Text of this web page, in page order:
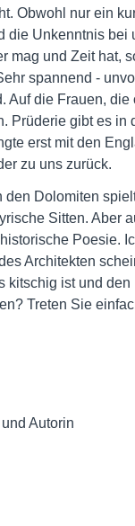
Obwohl nur ein
die Unkenntnis bei
mag und Zeit hat,
spannend -
Auf die Frauen,
Prüderie gibt es in
erst mit den
zu uns zurück.
Dolomiten
Sitten. Aber
Poesie.
Architekten
ist und
Treten Sie
Autorin